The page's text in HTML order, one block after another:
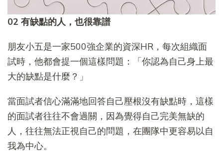
02 有缺點的人，也很靠譜
朋友小五是一家500強企業的資深HR，每次組織面
試時，他都會提一個這樣問題：「你認為自己身上最
大的缺點是什麼？」
當面試者信心滿滿地回答自己壓根沒有缺點時，這樣
的面試者往往不會過關，因為覺得自己完美無缺的
人，往往無法正視自己的問題，在團隊中更容易以自
我為中心。